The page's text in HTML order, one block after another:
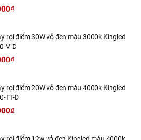
rọi điểm 30W vỏ đen màu 3000k Kingled
V-D
rọi điểm 20W vỏ đen màu 4000k Kingled
TT-D